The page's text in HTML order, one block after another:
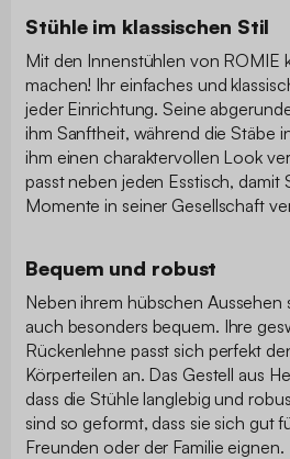
Stühle im klassischen Stil
Mit den Innenstühlen von ROMIE
machen! Ihr einfaches und
jeder Einrichtung. Seine
ihm Sanftheit, während die Stäbe
ihm einen charaktervollen Look
passt neben jeden Esstisch, damit
Momente in seiner Gesellschaft
Bequem und robust
Neben ihrem hübschen Aussehen
auch besonders bequem. Ihre
Rückenlehne passt sich perfekt
Körperteilen an. Das Gestell aus
dass die Stühle langlebig und
sind so geformt, dass sie sich gut
Freunden oder der Familie eignen.